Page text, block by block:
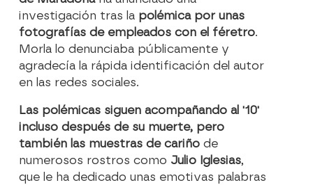
investigación tras la polémica por unas
fotografías de empleados con el féretro.
Morla lo denunciaba públicamente y
agradecía la rápida identificación del autor
en las redes sociales.
Las polémicas siguen acompañando al '10'
incluso después de su muerte, pero
también las muestras de cariño de
numerosos rostros como Julio Iglesias,
que le ha dedicado unas emotivas palabras